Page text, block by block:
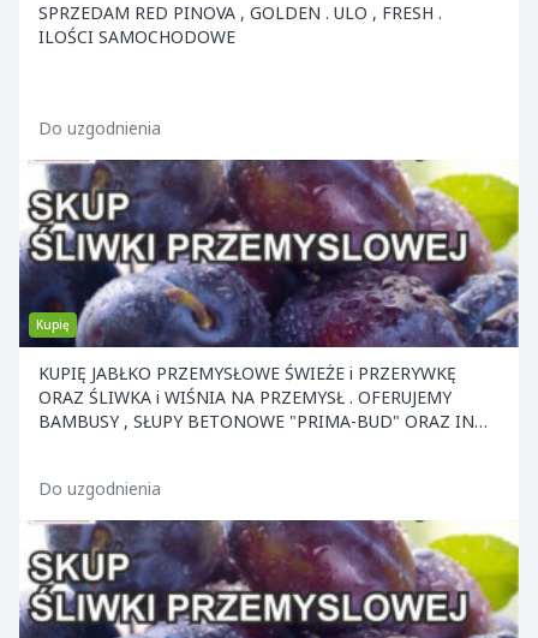
SPRZEDAM RED PINOVA , GOLDEN . ULO , FRESH .
ILOŚCI SAMOCHODOWE
Do uzgodnienia
Kupię
KUPIĘ JABŁKO PRZEMYSŁOWE ŚWIEŻE i PRZERYWKĘ
ORAZ ŚLIWKA i WIŚNIA NA PRZEMYSŁ . OFERUJEMY
BAMBUSY , SŁUPY BETONOWE "PRIMA-BUD" ORAZ INNE
Do uzgodnienia